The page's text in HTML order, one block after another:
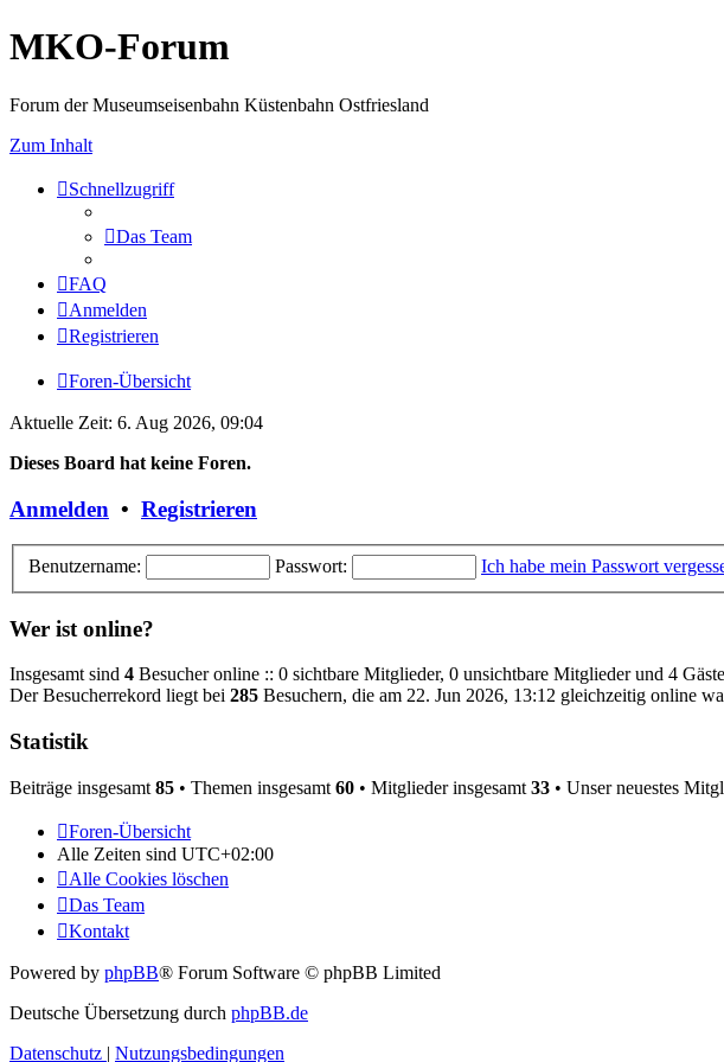
MKO-Forum
Forum der Museumseisenbahn Küstenbahn Ostfriesland
Zum Inhalt
Schnellzugriff
Das Team
FAQ
Anmelden
Registrieren
Foren-Übersicht
Aktuelle Zeit: 6. Aug 2026, 09:04
Dieses Board hat keine Foren.
Anmelden • Registrieren
Benutzername: Passwort: Ich habe mein Passwort
Wer ist online?
Insgesamt sind 4 Besucher online :: 0 sichtbare Mitglieder, 0 unsichtbare Mitglieder und 4
Der Besucherrekord liegt bei 285 Besuchern, die am 22. Jun 2026, 13:12 gleichzeitig online
Statistik
Beiträge insgesamt 85 • Themen insgesamt 60 • Mitglieder insgesamt 33 • Unser neuestes
Foren-Übersicht
Alle Zeiten sind UTC+02:00
Alle Cookies löschen
Das Team
Kontakt
Powered by phpBB® Forum Software © phpBB Limited
Deutsche Übersetzung durch phpBB.de
Datenschutz | Nutzungsbedingungen